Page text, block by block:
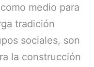
medio para
tradición
sociales, son
la construcción